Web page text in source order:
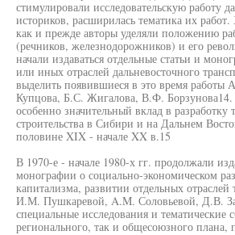
стимулировали исследовательскую работу
историков, расширилась тематика их
как и прежде авторы уделяли положению
(речников, железнодорожников) и его
начали издаваться отдельные статьи и
или иных отраслей дальневосточного
выделить появившиеся в это время
Купцова, Б.С. Жигалова, В.Ф. Борзунова14.
особенно значительный вклад в разработку
строительства в Сибири и на Дальнем
половине XIX - начале XX в.15
В 1970-е - начале 1980-х гг. продолжали
монографии о социально-экономическом
капитализма, развитии отдельных отраслей
И.М. Пушкаревой, A.M. Соловьевой, Д.В.
специальные исследования и тематические
регионального, так и общесоюзного плана,